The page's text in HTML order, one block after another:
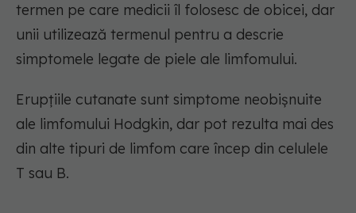
termen pe care medicii îl folosesc de obicei, dar
unii utilizează termenul pentru a descrie
simptomele legate de piele ale limfomului.
Erupțiile cutanate sunt simptome neobișnuite
ale limfomului Hodgkin, dar pot rezulta mai des
din alte tipuri de limfom care încep din celulele
T sau B.